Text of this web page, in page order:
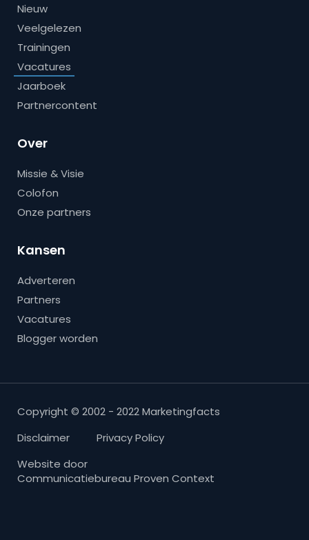
Nieuw
Veelgelezen
Trainingen
Vacatures
Jaarboek
Partnercontent
Over
Missie & Visie
Colofon
Onze partners
Kansen
Adverteren
Partners
Vacatures
Blogger worden
Copyright © 2002 - 2022 Marketingfacts
Disclaimer
Privacy Policy
Website door
Communicatiebureau Proven Context